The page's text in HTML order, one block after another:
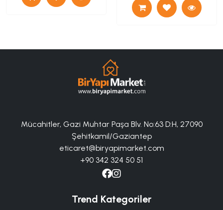
Mücahitler, Gazi Muhtar Paşa Blv. No:63 D:H, 27090
Şehitkamil/Gaziantep
eticaret@biryapimarket.com
+90 342 324 50 51
Trend Kategoriler